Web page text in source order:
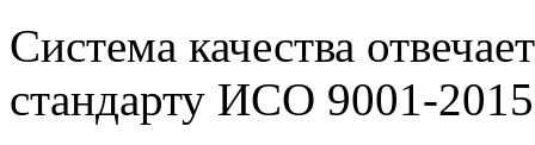
Система качества отвечает
стандарту ИСО 9001-2015